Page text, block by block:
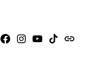
Faceboook
Instagram
YoutubeTiktokissuu